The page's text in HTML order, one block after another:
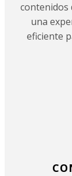
contenidos
una
eficiente